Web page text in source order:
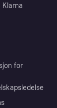
Klarna
for